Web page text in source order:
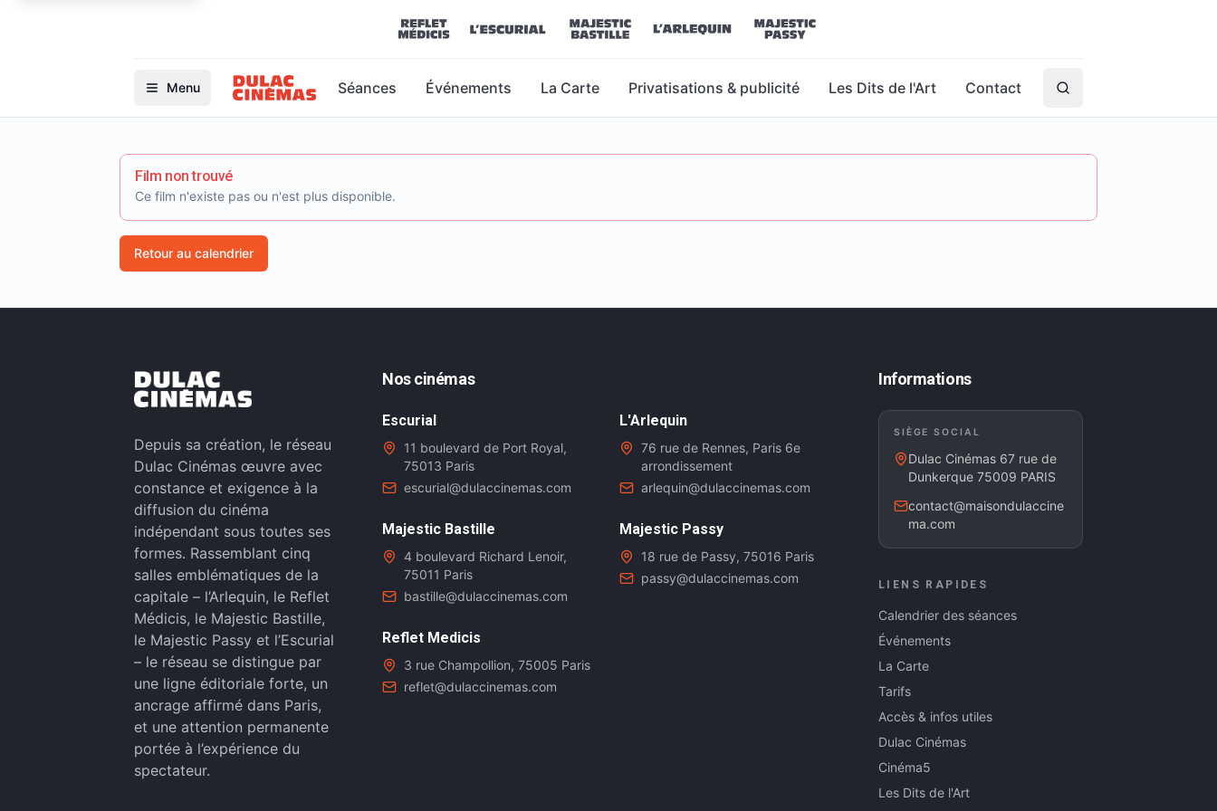
Menu Séances Événements La Carte Privatisations & publicité Les Dits de l'Art Contact
Film non trouvé
Ce film n'existe pas ou n'est plus disponible.
Retour au calendrier
Depuis sa création, le réseau
Dulac Cinémas œuvre avec
constance et exigence à la
diffusion du cinéma
indépendant sous toutes ses
formes. Rassemblant cinq
salles emblématiques de la
capitale – l’Arlequin, le Reflet
Médicis, le Majestic Bastille,
le Majestic Passy et l’Escurial
– le réseau se distingue par
une ligne éditoriale forte, un
ancrage affirmé dans Paris,
et une attention permanente
portée à l’expérience du
spectateur.
Nos cinémas
Escurial
11 boulevard de Port Royal,
75013 Paris
escurial@dulaccinemas.com
L'Arlequin
76 rue de Rennes, Paris 6e
arrondissement
arlequin@dulaccinemas.com
Majestic Bastille
4 boulevard Richard Lenoir,
75011 Paris
bastille@dulaccinemas.com
Majestic Passy
18 rue de Passy, 75016 Paris
passy@dulaccinemas.com
Reflet Medicis
3 rue Champollion, 75005 Paris
reflet@dulaccinemas.com
Informations
SIÈGE SOCIAL
Dulac Cinémas 67 rue de
Dunkerque 75009 PARIS
contact@maisondulaccine
ma.com
LIENS RAPIDES
Calendrier des séances
Événements
La Carte
Tarifs
Accès & infos utiles
Dulac Cinémas
Cinéma5
Les Dits de l'Art